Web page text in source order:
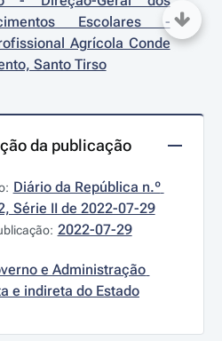
Escolares -
Agrícola Conde
Santo Tirso
da publicação
Diário da República n.º
Série II de 2022-07-29
2022-07-29
e Administração
e indireta do Estado